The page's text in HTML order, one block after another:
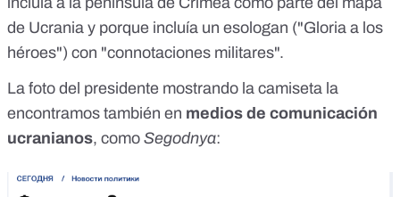
de Ucrania y porque incluía un esologan ("Gloria a los
héroes") con "connotaciones militares".
La foto del presidente mostrando la camiseta la
encontramos también en medios de comunicación
ucranianos, como Segodnya: